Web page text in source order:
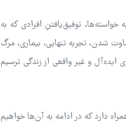
توفیق‌یافتنِ افرادی که به
شدن، تجربه تنهایی، بیماری، مرگ
ایده‌آل و غیر واقعی از زندگی ترسیم
دارد که در ادامه به آن‌ها خواهیم